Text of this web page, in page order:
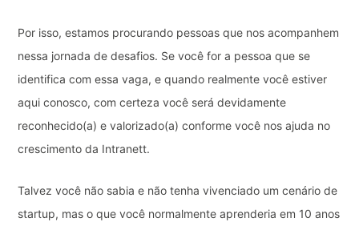
Por isso, estamos procurando pessoas que nos acompanhem
nessa jornada de desafios. Se você for a pessoa que se
identifica com essa vaga, e quando realmente você estiver
aqui conosco, com certeza você será devidamente
reconhecido(a) e valorizado(a) conforme você nos ajuda no
crescimento da Intranett.
Talvez você não sabia e não tenha vivenciado um cenário de
startup, mas o que você normalmente aprenderia em 10 anos